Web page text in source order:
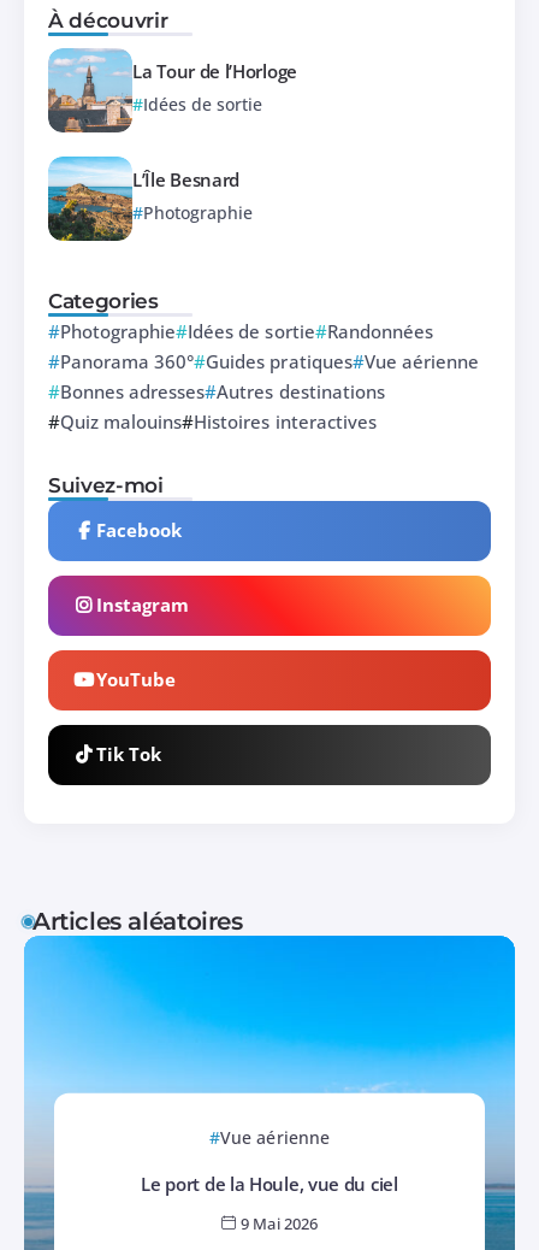
À découvrir
La Tour de l’Horloge
Idées de sortie
L’Île Besnard
Photographie
Categories
Photographie Idées de sortie Randonnées
Panorama 360° Guides pratiques Vue aérienne
Bonnes adresses Autres destinations
Quiz malouins Histoires interactives
Suivez-moi
Facebook
Instagram
YouTube
Tik Tok
Articles aléatoires
Vue aérienne
Le port de la Houle, vue du ciel
9 Mai 2026